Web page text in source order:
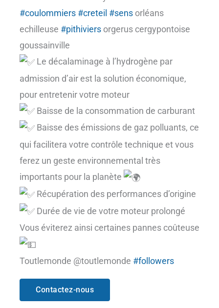
#coulommiers #creteil #sens orléans
echilleuse #pithiviers orgerus cergypontoise
goussainville
Le décalaminage à l’hydrogène par
admission d’air est la solution économique,
pour entretenir votre moteur
Baisse de la consommation de carburant
Baisse des émissions de gaz polluants, ce
qui facilitera votre contrôle technique et vous
ferez un geste environnemental très
importants pour la planète
Récupération des performances d’origine
Durée de vie de votre moteur prolongé
Vous éviterez ainsi certaines pannes coûteuse
Toutlemonde @toutlemonde #followers
Contactez-nous